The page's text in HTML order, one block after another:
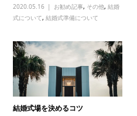
2020.05.16 お勧め記事, その他,結婚
式について,結婚式準備について
結婚式場を決めるコツ